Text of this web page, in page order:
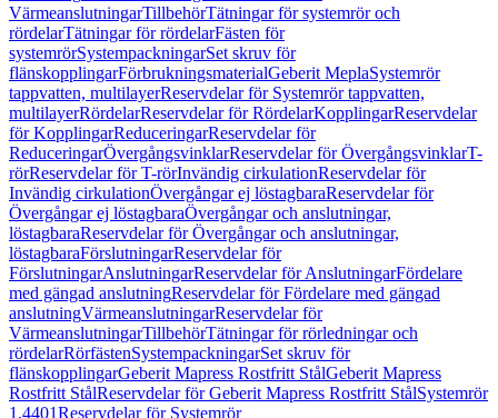
VärmeanslutningarTillbehörTätningar för systemrör och
rördelarTätningar för rördelarFästen för
systemrörSystempackningarSet skruv för
flänskopplingarFörbrukningsmaterialGeberit MeplaSystemrör
tappvatten, multilayerReservdelar för Systemrör tappvatten,
multilayerRördelarReservdelar för RördelarKopplingarReservdelar
för KopplingarReduceringarReservdelar för
ReduceringarÖvergångsvinklarReservdelar för ÖvergångsvinklarT-
rörReservdelar för T-rörInvändig cirkulationReservdelar för
Invändig cirkulationÖvergångar ej löstagbaraReservdelar för
Övergångar ej löstagbaraÖvergångar och anslutningar,
löstagbaraReservdelar för Övergångar och anslutningar,
löstagbaraFörslutningarReservdelar för
FörslutningarAnslutningarReservdelar för AnslutningarFördelare
med gängad anslutningReservdelar för Fördelare med gängad
anslutningVärmeanslutningarReservdelar för
VärmeanslutningarTillbehörTätningar för rörledningar och
rördelarRörfästenSystempackningarSet skruv för
flänskopplingarGeberit Mapress Rostfritt StålGeberit Mapress
Rostfritt StålReservdelar för Geberit Mapress Rostfritt StålSystemrör
1.4401Reservdelar för Systemrör